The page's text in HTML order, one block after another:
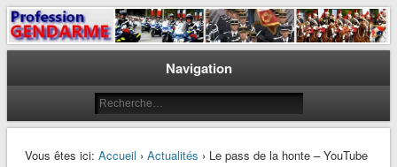
Profession Gendarme
Le journal des gendarmes
Navigation
Vous êtes ici: Accueil › Actualités › Le pass de la honte – YouTube